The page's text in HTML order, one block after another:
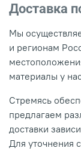
Доставка
Мы
и регионам
материалы у
Стремясь
предлагаем
доставки
Для уточнения